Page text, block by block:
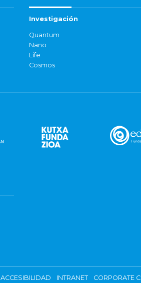
Investigación
Quantum
Nano
Life
Cosmos
ACCESIBILIDAD INTRANET CORPORATE